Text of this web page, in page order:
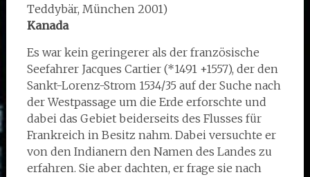
Teddybär, München 2001)
Kanada
Es war kein geringerer als der französische
Seefahrer Jacques Cartier (*1491 +1557), der den
Sankt-Lorenz-Strom 1534/35 auf der Suche nach
der Westpassage um die Erde erforschte und
dabei das Gebiet beiderseits des Flusses für
Frankreich in Besitz nahm. Dabei versuchte er
von den Indianern den Namen des Landes zu
erfahren. Sie aber dachten, er frage sie nach